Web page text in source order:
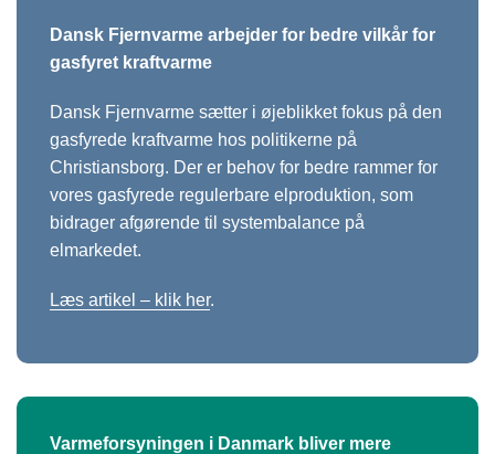
Dansk Fjernvarme arbejder for bedre vilkår for
gasfyret kraftvarme
Dansk Fjernvarme sætter i øjeblikket fokus på den
gasfyrede kraftvarme hos politikerne på
Christiansborg. Der er behov for bedre rammer for
vores gasfyrede regulerbare elproduktion, som
bidrager afgørende til systembalance på
elmarkedet.
Læs artikel – klik her.
Varmeforsyningen i Danmark bliver mere